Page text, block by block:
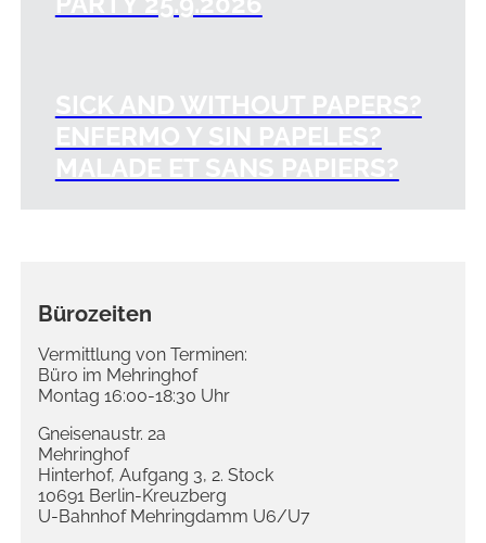
SICK AND WITHOUT PAPERS?
ENFERMO Y SIN PAPELES?
MALADE ET SANS PAPIERS?
Bürozeiten
Vermittlung von Terminen:
Büro im Mehringhof
Montag 16:00-18:30 Uhr
Gneisenaustr. 2a
Mehringhof
Hinterhof, Aufgang 3, 2. Stock
10691 Berlin-Kreuzberg
U-Bahnhof Mehringdamm U6/U7